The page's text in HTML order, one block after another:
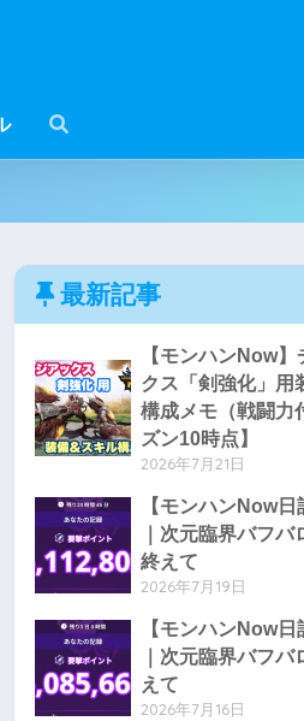
最新記事
【モンハンNow
クス「剣強化」用
構成メモ（戦闘力
ズン10時点】
2026年7月21日
【モンハンNow
｜次元臨界バフバ
終えて
2026年7月19日
【モンハンNow
｜次元臨界バフ
えて
2026年7月16日